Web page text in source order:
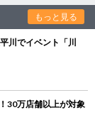
もっと見る
川でイベント「川
30万店舗以上が対象